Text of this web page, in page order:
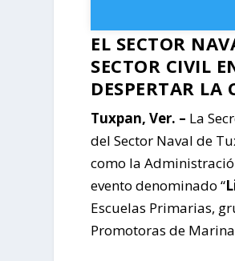
EL SECTOR
SECTOR CIVIL
DESPERTAR
Tuxpan, Ver. – La
del Sector Naval de
como la
evento denominado “
Escuelas Primarias,
Promotoras de